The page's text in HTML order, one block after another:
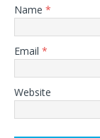
Name *
Email *
Website